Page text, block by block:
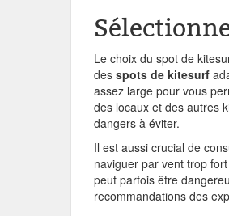
Le choix du spot de
des spots de kitesurf
assez large pour vous
des locaux et des autres
dangers à éviter.
Il est aussi crucial de
naviguer par vent trop
peut parfois être
recommandations des